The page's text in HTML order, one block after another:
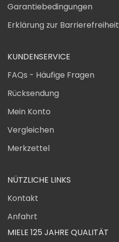
Garantiebedingungen
Erklärung zur Barrierefreiheit
KUNDENSERVICE
FAQs - Häufige Fragen
Rücksendung
Mein Konto
Vergleichen
Merkzettel
NÜTZLICHE LINKS
Kontakt
Anfahrt
MIELE 125 JAHRE QUALITÄT